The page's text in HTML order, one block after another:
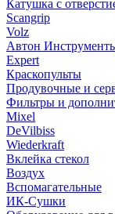
Катушка с
Scangrip
Volz
Автон
Expert
Краскопульты
Продувочные и
Фильтры и
Mixel
DeVilbiss
Wiederkraft
Вклейка стекол
Воздух
Вспомагательные
ИК-Сушки